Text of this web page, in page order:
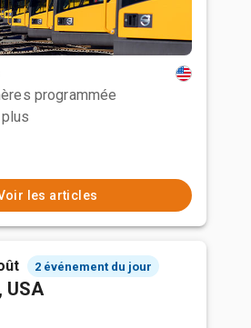
programmée
les articles
2 événement du jour
USA